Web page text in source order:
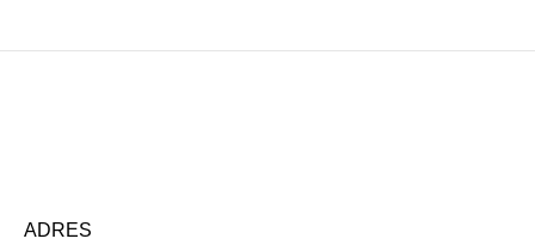
ADRES